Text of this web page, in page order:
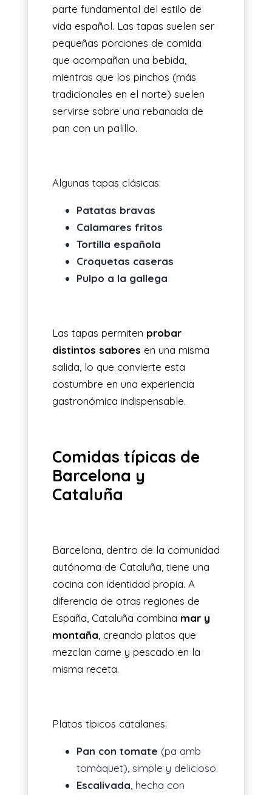
parte fundamental del estilo de
vida español. Las tapas suelen ser
pequeñas porciones de comida
que acompañan una bebida,
mientras que los pinchos (más
tradicionales en el norte) suelen
servirse sobre una rebanada de
pan con un palillo.
Algunas tapas clásicas:
Patatas bravas
Calamares fritos
Tortilla española
Croquetas caseras
Pulpo a la gallega
Las tapas permiten probar
distintos sabores en una misma
salida, lo que convierte esta
costumbre en una experiencia
gastronómica indispensable.
Comidas típicas de
Barcelona y
Cataluña
Barcelona, dentro de la comunidad
autónoma de Cataluña, tiene una
cocina con identidad propia. A
diferencia de otras regiones de
España, Cataluña combina mar y
montaña, creando platos que
mezclan carne y pescado en la
misma receta.
Platos típicos catalanes:
Pan con tomate (pa amb
tomàquet), simple y delicioso.
Escalivada, hecha con